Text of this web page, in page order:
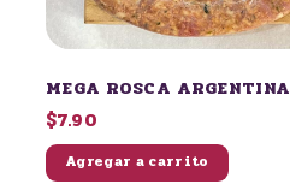
MEGA ROSCA ARGENTINA
$7.90
Agregar a carrito